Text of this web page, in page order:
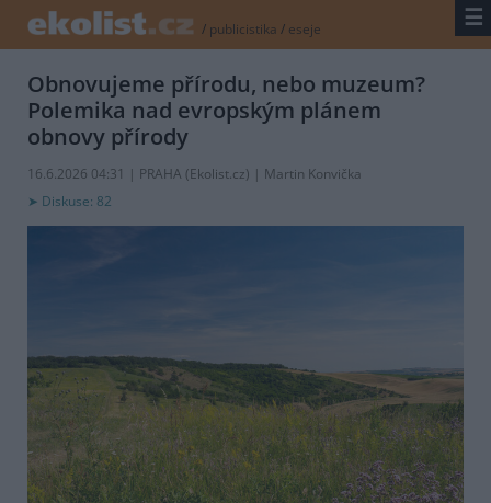
/ publicistika / eseje ☰
Obnovujeme přírodu, nebo muzeum?
Polemika nad evropským plánem
obnovy přírody
16.6.2026 04:31 | PRAHA (Ekolist.cz) | Martin Konvička
Diskuse: 82